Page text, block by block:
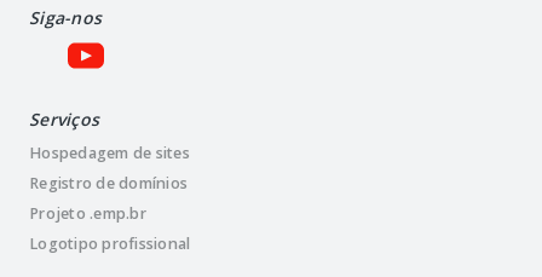
Siga-nos
Serviços
Hospedagem de sites
Registro de domínios
Projeto .emp.br
Logotipo profissional